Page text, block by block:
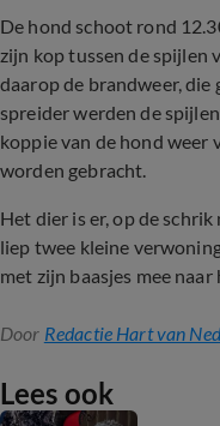
De hond schoot rond
zijn kop tussen de spijlen
daarop de brandweer, die
spreider werden de
koppie van de hond weer
worden gebracht.
Het dier is er, op de
liep twee kleine
met zijn baasjes mee naar
Door Redactie Hart van
Lees ook